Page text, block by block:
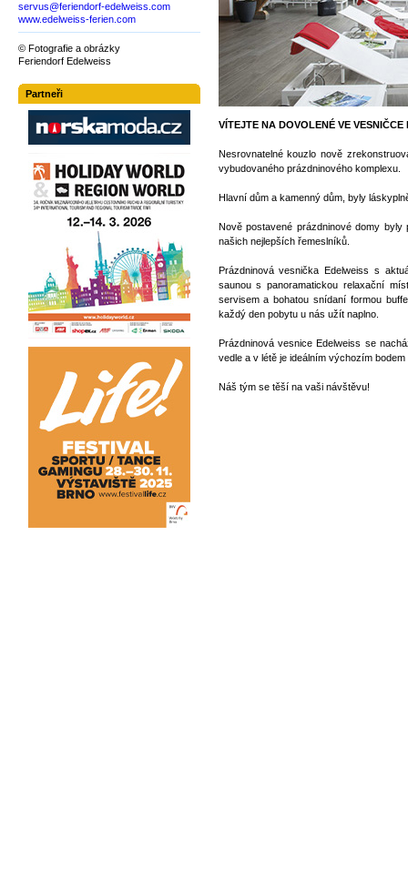
VÍTEJTE NA DOVOLENÉ VE VESNIČCE
Nesrovnatelné kouzlo nově
vybudovaného prázdninového komplexu.
Hlavní dům a kamenný dům, byly
Nově postavené prázdninové domy
našich nejlepších řemeslníků.
Prázdninová vesnička Edelweiss s
saunou s panoramatickou relaxační
servisem a bohatou snídaní formou
každý den pobytu u nás užít naplno.
Prázdninová vesnice Edelweiss se
vedle a v létě je ideálním výchozím
Náš tým se těší na vaši návštěvu!
servus@feriendorf-edelweiss.com
www.edelweiss-ferien.com
© Fotografie a obrázky
Feriendorf Edelweiss
Partneři